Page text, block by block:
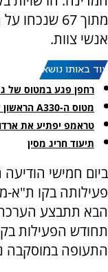
אנשי צוות.
עוד באותו נושא:
רחפן פגע במטוס של
מטוס ה-A330 הראשון של ישראייר נחת בישראל
טראמפ יפתיע את
תיעוד חריג מסין
ביום חמישי
פעילותה בקו
הבא תתבצע
תחודש הפעילות
התעופה במוסקבה